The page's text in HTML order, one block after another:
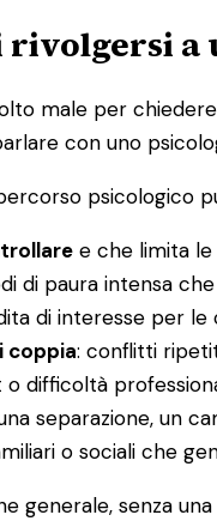
rivolgersi a
male per
con uno
psicologico
e che limita
di paura intensa
di interesse per
coppia: conflitti
o difficoltà
separazione, un
o sociali che
generale, senza